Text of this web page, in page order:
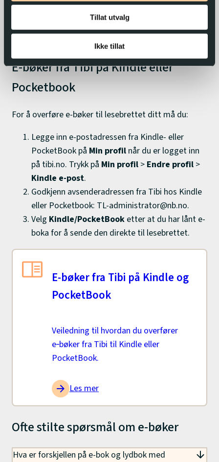
Tillat utvalg
Ikke tillat
sammen kontoen hos Tibi med
E-bøker fra Tibi på Kindle eller
Pocketbook
For å overføre e-bøker til lesebrettet ditt må du:
Legge inn e-postadressen fra Kindle- eller
PocketBook på Min profil når du er logget inn
på tibi.no. Trykk på Min profil > Endre profil >
Kindle e-post.
Godkjenn avsenderadressen fra Tibi hos Kindle
eller Pocketbook: TL-administrator@nb.no.
Velg Kindle/PocketBook etter at du har lånt e-
boka for å sende den direkte til lesebrettet.
E-bøker fra Tibi på Kindle og
PocketBook
Veiledning til hvordan du overfører
e‑bøker fra Tibi til Kindle eller
PocketBook.
Les mer
Ofte stilte spørsmål om e-bøker
Hva er forskjellen på e-bok og lydbok med